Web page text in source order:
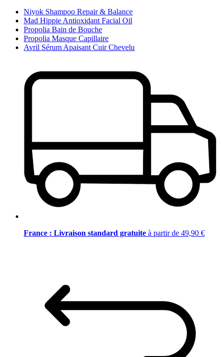
Niyok Shampoo Repair & Balance
Mad Hippie Antioxidant Facial Oil
Propolia Bain de Bouche
Propolia Masque Capillaire
Avril Sérum Apaisant Cuir Chevelu
France : Livraison standard gratuite à partir de 49,90 €